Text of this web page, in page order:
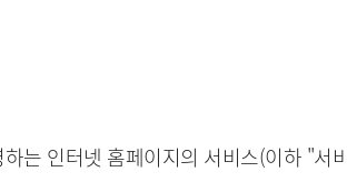
는 인터넷 홈페이지의 서비스(이하 "